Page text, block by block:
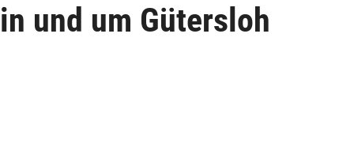
in und um Gütersloh